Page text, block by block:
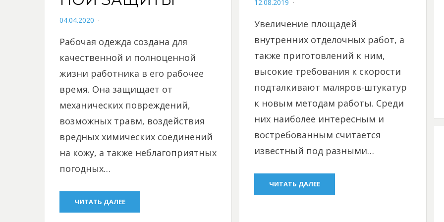
POSTED
04.04.2020
Рабочая одежда создана для
качественной и полноценной
жизни работника в его рабочее
время. Она защищает от
механических повреждений,
возможных травм, воздействия
вредных химических соединений
на кожу, а также неблагоприятных
погодных…
ЧИТАТЬ ДАЛЕЕ
12.08.2019
Увеличение площадей
внутренних отделочных работ, а
также приготовлений к ним,
высокие требования к скорости
подталкивают маляров-штукатур
к новым методам работы. Среди
них наиболее интересным и
востребованным считается
известный под разными…
ЧИТАТЬ ДАЛЕЕ